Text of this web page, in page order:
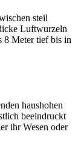
steil
Luftwurzeln
8 Meter tief bis in
haushohen
beeindruckt
ihr Wesen oder